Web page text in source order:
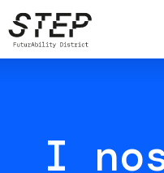
Salta
al
contenuto
I